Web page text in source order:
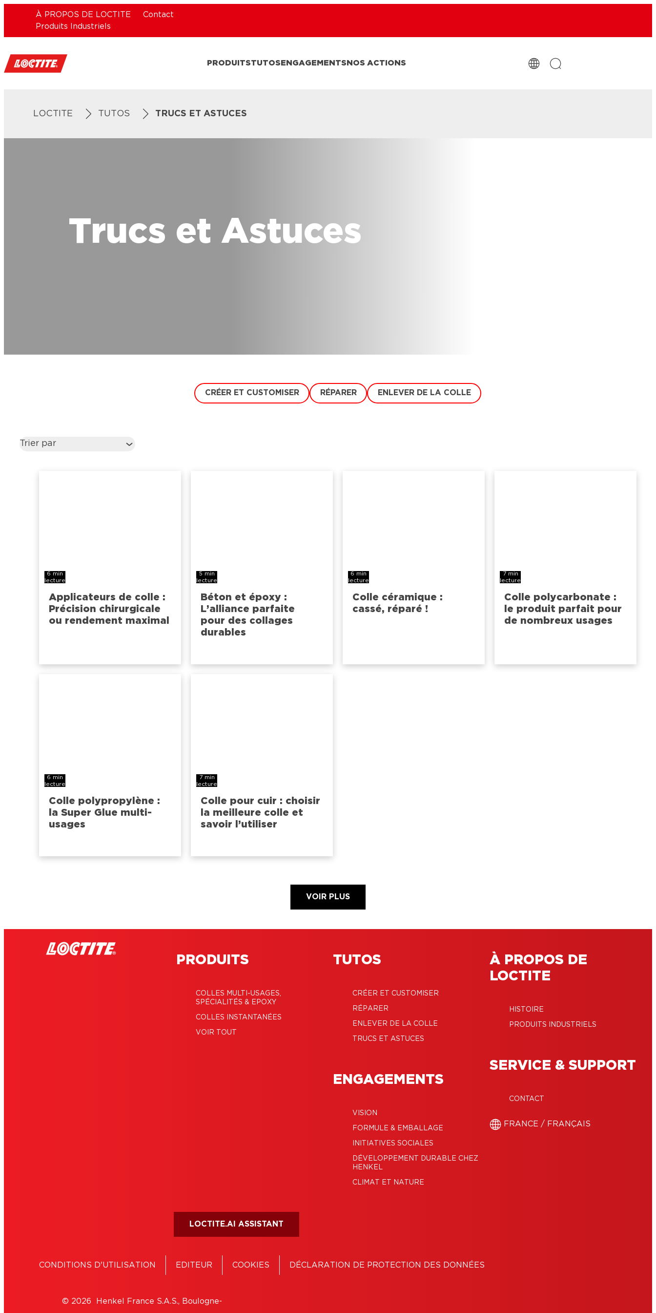
À PROPOS DE LOCTITE
Contact
Produits Industriels
PRODUITSTUTOS ENGAGEMENTS NOS ACTIONS
LOCTITE TUTOS TRUCS ET ASTUCES
Trucs et Astuces
CRÉER ET CUSTOMISER RÉPARER ENLEVER DE LA COLLE
Trier par
6 min
lecture
Applicateurs de colle :
Précision chirurgicale
ou rendement maximal
5 min
lecture
Béton et époxy :
L’alliance parfaite
pour des collages
durables
6 min
lecture
Colle céramique :
cassé, réparé !
7 min
lecture
Colle polycarbonate :
le produit parfait pour
de nombreux usages
6 min
lecture
Colle polypropylène :
la Super Glue multi-
usages
7 min
lecture
Colle pour cuir : choisir
la meilleure colle et
savoir l’utiliser
VOIR PLUS
PRODUITS
COLLES MULTI-USAGES,
SPÉCIALITÉS & EPOXY
COLLES INSTANTANÉES
VOIR TOUT
TUTOS
CRÉER ET CUSTOMISER
RÉPARER
ENLEVER DE LA COLLE
TRUCS ET ASTUCES
ENGAGEMENTS
VISION
FORMULE & EMBALLAGE
INITIATIVES SOCIALES
DÉVELOPPEMENT DURABLE CHEZ
HENKEL
CLIMAT ET NATURE
À PROPOS DE
LOCTITE
HISTOIRE
PRODUITS INDUSTRIELS
SERVICE & SUPPORT
CONTACT
FRANCE / FRANÇAIS
LOCTITE.AI ASSISTANT
CONDITIONS D'UTILISATION EDITEUR COOKIES DÉCLARATION DE PROTECTION DES DONNÉES
© 2026 Henkel France S.A.S., Boulogne-